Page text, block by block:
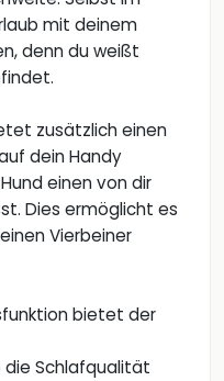
mit deinem
denn du weißt
zusätzlich einen
dein Handy
einen von dir
Dies ermöglicht es
Vierbeiner
bietet der
die Schlafqualität